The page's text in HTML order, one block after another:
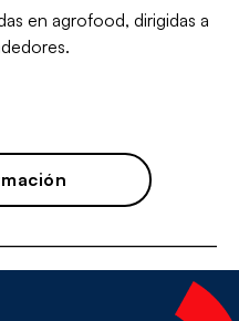
en agrofood, dirigidas a